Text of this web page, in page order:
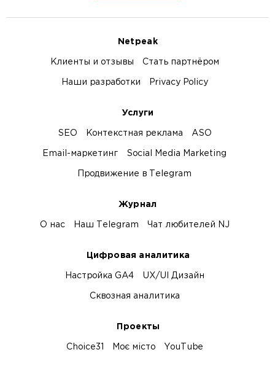
Netpeak
Клиенты и отзывы Стать партнёром
Наши разработки Privacy Policy
Услуги
SEO Контекстная реклама ASO
Email-маркетинг Social Media Marketing
Продвижение в Telegram
Журнал
О нас Наш Telegram Чат любителей NJ
Цифровая аналитика
Настройка GA4 UX/UI Дизайн
Сквозная аналитика
Проекты
Choice31 Моє місто YouTube